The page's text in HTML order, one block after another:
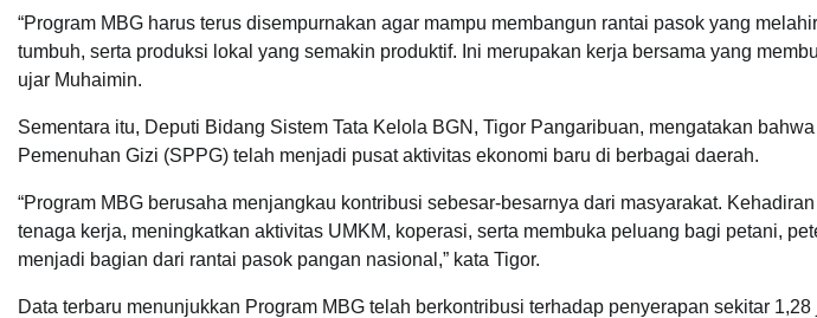
“Program MBG harus terus disempurnakan agar mampu membangun rantai pasok yang
tumbuh, serta produksi lokal yang semakin produktif. Ini merupakan kerja bersama yang
ujar Muhaimin.
Sementara itu, Deputi Bidang Sistem Tata Kelola BGN, Tigor Pangaribuan, mengatakan
Pemenuhan Gizi (SPPG) telah menjadi pusat aktivitas ekonomi baru di berbagai daerah.
“Program MBG berusaha menjangkau kontribusi sebesar-besarnya dari masyarakat.
tenaga kerja, meningkatkan aktivitas UMKM, koperasi, serta membuka peluang bagi petani,
menjadi bagian dari rantai pasok pangan nasional,” kata Tigor.
Data terbaru menunjukkan Program MBG telah berkontribusi terhadap penyerapan sekitar